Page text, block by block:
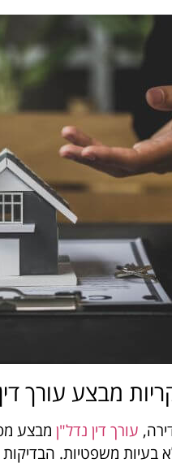
מבצע עורך
עורך דין נדל"ן מבצע
בעיות משפטיות. הבדיקות